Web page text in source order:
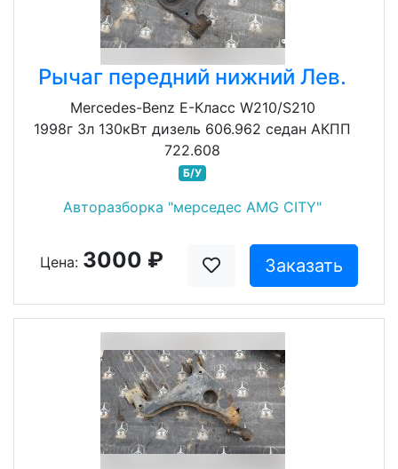
Рычаг передний нижний Лев.
Mercedes-Benz E-Класс W210/S210
1998г 3л 130кВт дизель 606.962 седан АКПП
722.608
Б/У
Авторазборка "мерседес AMG CITY"
Цена: 3000 ₽ Заказать